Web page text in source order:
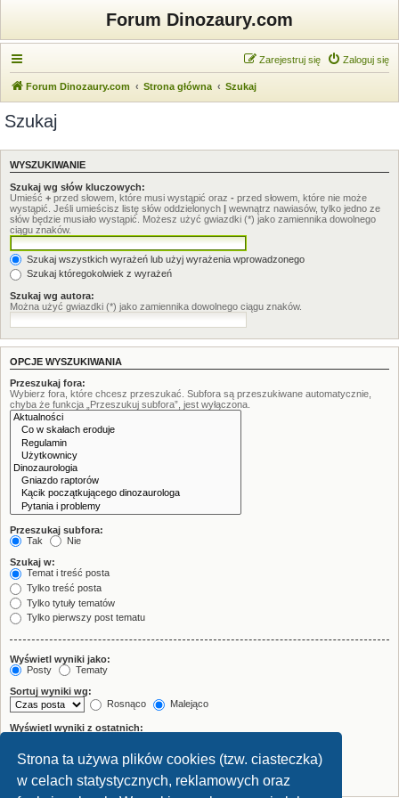
Strona ta używa plików cookies (tzw. ciasteczka)
w celach statystycznych, reklamowych oraz
Forum Dinozaury.com
Zaloguj się
Zarejestruj się
Forum Dinozaury.com Strona główna Szukaj
Szukaj
WYSZUKIWANIE
Szukaj wg słów kluczowych:
Umieść + przed słowem, które musi wystąpić oraz - przed słowem, które nie może
wystąpić. Jeśli umieścisz listę słów oddzielonych | wewnątrz nawiasów, tylko jedno ze
słów będzie musiało wystąpić. Możesz użyć gwiazdki (*) jako zamiennika dowolnego
ciągu znaków.
Szukaj wszystkich wyrażeń lub użyj wyrażenia wprowadzonego
Szukaj któregokolwiek z wyrażeń
Szukaj wg autora:
Można użyć gwiazdki (*) jako zamiennika dowolnego ciągu znaków.
OPCJE WYSZUKIWANIA
Przeszukaj fora:
Wybierz fora, które chcesz przeszukać. Subfora są przeszukiwane automatycznie,
chyba że funkcja „Przeszukuj subfora”, jest wyłączona.
Przeszukaj subfora:
Tak
Nie
Szukaj w:
Temat i treść posta
Tylko treść posta
Tylko tytuły tematów
Tylko pierwszy post tematu
Wyświetl wyniki jako:
Posty
Tematy
Sortuj wyniki wg:
Rosnąco
Malejąco
Wyświetl wyniki z ostatnich:
Wyświetl pierwsze:
znaków w poście